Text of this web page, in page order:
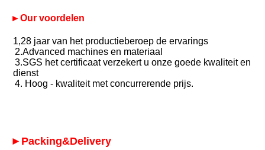
►Our voordelen
1,28 jaar van het productieberoep de ervarings
2.Advanced machines en materiaal
3.SGS het certificaat verzekert u onze goede kwaliteit en
dienst
4. Hoog - kwaliteit met concurrerende prijs.
►Packing&Delivery